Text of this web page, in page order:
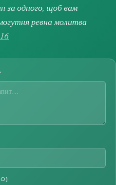
за одного, щоб вам
ревна молитва